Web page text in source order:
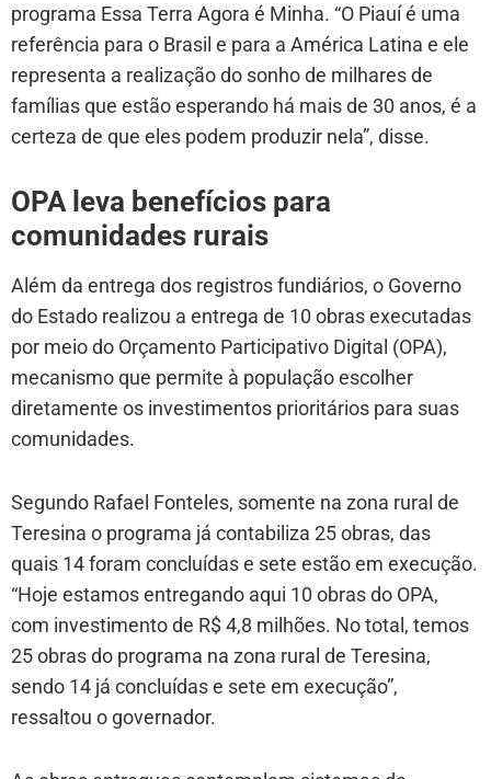
programa Essa Terra Agora é Minha. “O Piauí é uma
referência para o Brasil e para a América Latina e ele
representa a realização do sonho de milhares de
famílias que estão esperando há mais de 30 anos, é a
certeza de que eles podem produzir nela”, disse.
OPA leva benefícios para
comunidades rurais
Além da entrega dos registros fundiários, o Governo
do Estado realizou a entrega de 10 obras executadas
por meio do Orçamento Participativo Digital (OPA),
mecanismo que permite à população escolher
diretamente os investimentos prioritários para suas
comunidades.
Segundo Rafael Fonteles, somente na zona rural de
Teresina o programa já contabiliza 25 obras, das
quais 14 foram concluídas e sete estão em execução.
“Hoje estamos entregando aqui 10 obras do OPA,
com investimento de R$ 4,8 milhões. No total, temos
25 obras do programa na zona rural de Teresina,
sendo 14 já concluídas e sete em execução”,
ressaltou o governador.